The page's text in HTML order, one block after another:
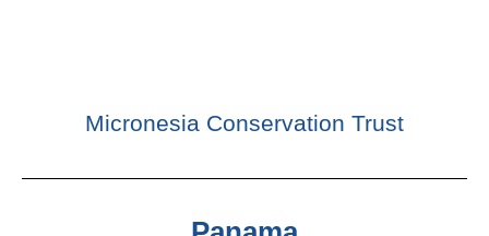
Micronesia Conservation Trust